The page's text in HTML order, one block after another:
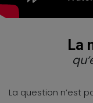
La
La question n’est